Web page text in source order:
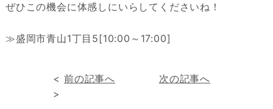
ぜひこの機会に体感しにいらしてくださいね！
≫盛岡市青山1丁目5[10:00～17:00]
<前の記事へ
次の記事へ
>